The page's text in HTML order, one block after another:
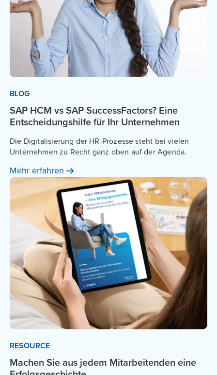
BLOG
SAP HCM vs SAP SuccessFactors? Eine
Entscheidungshilfe für Ihr Unternehmen
Die Digitalisierung der HR-Prozesse steht bei vielen
Unternehmen zu Recht ganz oben auf der Agenda.
Mehr erfahren
RESOURCE
Machen Sie aus jedem Mitarbeitenden eine